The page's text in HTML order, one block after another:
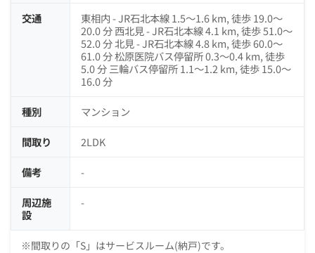
交通
東相内 - JR石北本線 1.5～1.6 km, 徒歩 19.0～
20.0 分 西北見 - JR石北本線 4.1 km, 徒歩 51.0～
52.0 分 北見 - JR石北本線 4.8 km, 徒歩 60.0～
61.0 分 松原医院バス停留所 0.3～0.4 km, 徒歩
5.0 分 三輪バス停留所 1.1～1.2 km, 徒歩 15.0～
16.0 分
種別 マンション
間取り 2LDK
備考 -
周辺施
設
-
※間取りの「S」はサービスルーム(納戸)です。